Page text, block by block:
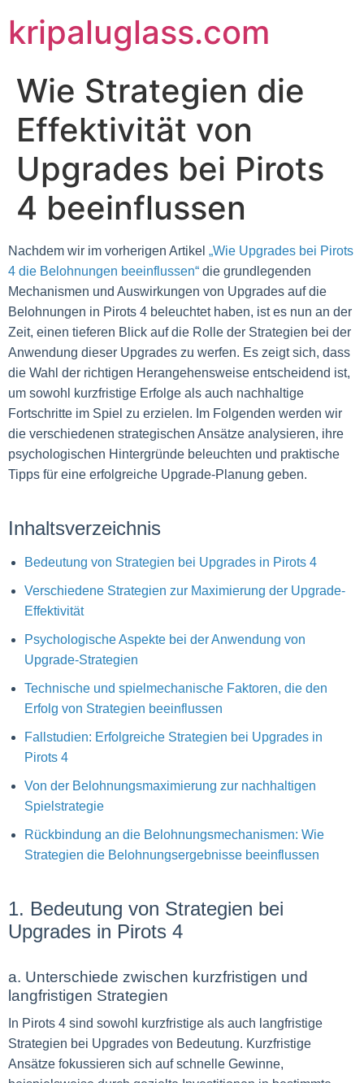
kripaluglass.com
Wie Strategien die
Effektivität von
Upgrades bei Pirots
4 beeinflussen
Nachdem wir im vorherigen Artikel „Wie Upgrades bei Pirots
4 die Belohnungen beeinflussen“ die grundlegenden
Mechanismen und Auswirkungen von Upgrades auf die
Belohnungen in Pirots 4 beleuchtet haben, ist es nun an der
Zeit, einen tieferen Blick auf die Rolle der Strategien bei der
Anwendung dieser Upgrades zu werfen. Es zeigt sich, dass
die Wahl der richtigen Herangehensweise entscheidend ist,
um sowohl kurzfristige Erfolge als auch nachhaltige
Fortschritte im Spiel zu erzielen. Im Folgenden werden wir
die verschiedenen strategischen Ansätze analysieren, ihre
psychologischen Hintergründe beleuchten und praktische
Tipps für eine erfolgreiche Upgrade-Planung geben.
Inhaltsverzeichnis
Bedeutung von Strategien bei Upgrades in Pirots 4
Verschiedene Strategien zur Maximierung der Upgrade-
Effektivität
Psychologische Aspekte bei der Anwendung von
Upgrade-Strategien
Technische und spielmechanische Faktoren, die den
Erfolg von Strategien beeinflussen
Fallstudien: Erfolgreiche Strategien bei Upgrades in
Pirots 4
Von der Belohnungsmaximierung zur nachhaltigen
Spielstrategie
Rückbindung an die Belohnungsmechanismen: Wie
Strategien die Belohnungsergebnisse beeinflussen
1. Bedeutung von Strategien bei
Upgrades in Pirots 4
a. Unterschiede zwischen kurzfristigen und
langfristigen Strategien
In Pirots 4 sind sowohl kurzfristige als auch langfristige
Strategien bei Upgrades von Bedeutung. Kurzfristige
Ansätze fokussieren sich auf schnelle Gewinne,